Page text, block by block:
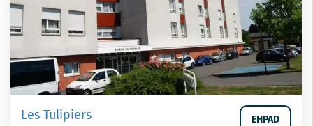
Les Tulipiers EHPAD